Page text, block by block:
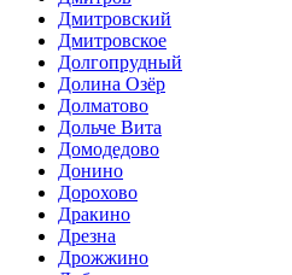
Дмитровский
Дмитровское
Долгопрудный
Долина Озёр
Долматово
Дольче Вита
Домодедово
Донино
Дорохово
Дракино
Дрезна
Дрожжино